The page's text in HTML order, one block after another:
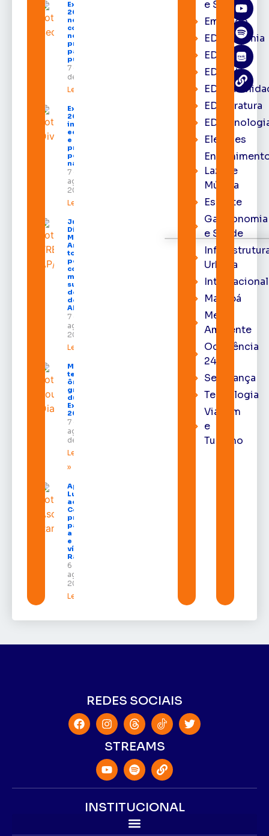
Expofeira
2026 começa
neste sábado
com shows,
negócios e
programação
para todos os
públicos
7 de agosto
de 2026
Leia mais »
Expofeira
2026
impulsiona
economia
e aumenta
procura
por hotéis
na capital
7 de
agosto de
2026
Leia mais »
Juiz
Diego
Moura de
Araújo
toma
posse
como
membro
substituto
do Pleno
do TRE-
AP
7 de
agosto de
2026
Leia mais »
Macapá
terá
ônibus
gratuitos
durante a
Expofeira
2026
7 de
agosto
de 2026
Leia mais
»
Após veto,
Lula envia
ao
Congresso
projeto
para criar
a UNIFRON
e grava
vídeo para
Randolfe
6 de
agosto de
2026
Leia mais »
e Saúde
Emprego
EDacademia
EDbrasília
EDcast
EDliteratura
Eleições
Lazer e
Música
Esporte
Gastronomia
e Saúde
Urbana
Internacional
Macapá
Meio
Ambiente
Ocorrência
24h
Segurança
Tecnologia
Viagem
e
Turismo
REDES SOCIAIS
STREAMS
INSTITUCIONAL